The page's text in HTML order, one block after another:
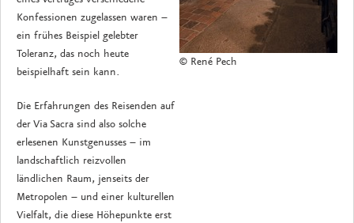
Konfessionen zugelassen waren –
ein frühes Beispiel gelebter
Toleranz, das noch heute
beispielhaft sein kann.
Die Erfahrungen des Reisenden auf
der Via Sacra sind also solche
erlesenen Kunstgenusses – im
landschaftlich reizvollen
ländlichen Raum, jenseits der
Metropolen – und einer kulturellen
Vielfalt, die diese Höhepunkte erst
© René Pech